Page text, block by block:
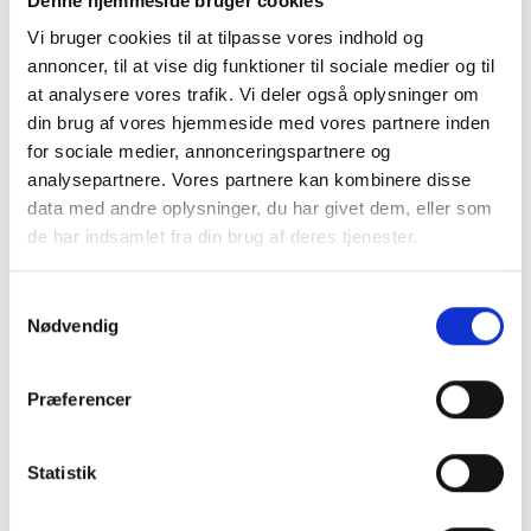
Vi bruger cookies til at tilpasse vores indhold og
annoncer, til at vise dig funktioner til sociale medier og til
at analysere vores trafik. Vi deler også oplysninger om
din brug af vores hjemmeside med vores partnere inden
for sociale medier, annonceringspartnere og
analysepartnere. Vores partnere kan kombinere disse
data med andre oplysninger, du har givet dem, eller som
de har indsamlet fra din brug af deres tjenester.
Nødvendig
Præferencer
Statistik
Køb trygt hos
GreenMind